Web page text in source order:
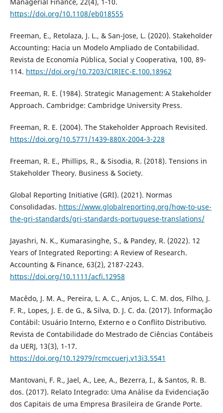
https://doi.org/10.1108/eb018555
Freeman, E., Retolaza, J. L., & San-Jose, L. (2020). Stakeholder
Accounting: Hacia un Modelo Ampliado de Contabilidad.
Revista de Economía Pública, Social y Cooperativa, 100, 89-
114. https://doi.org/10.7203/CIRIEC-E.100.18962
Freeman, R. E. (1984). Strategic Management: A Stakeholder
Approach. Cambridge: Cambridge University Press.
Freeman, R. E. (2004). The Stakeholder Approach Revisited.
https://doi.org/10.5771/1439-880X-2004-3-228
Freeman, R. E., Phillips, R., & Sisodia, R. (2018). Tensions in
Stakeholder Theory. Business & Society.
Global Reporting Initiative (GRI). (2021). Normas
Consolidadas. https://www.globalreporting.org/how-to-use-
the-gri-standards/gri-standards-portuguese-translations/
Jayashri, N. K., Kumarasinghe, S., & Pandey, R. (2022). 12
Years of Integrated Reporting: A Review of Research.
Accounting & Finance, 63(2), 2187-2243.
https://doi.org/10.1111/acfi.12958
Macêdo, J. M. A., Pereira, L. A. C., Anjos, L. C. M. dos, Filho, J.
F. R., Lopes, J. E. de G., & Silva, D. J. C. da. (2017). Informação
Contábil: Usuário Interno, Externo e o Conflito Distributivo.
Revista de Contabilidade do Mestrado de Ciências Contábeis
da UERJ, 13(3), 1-17.
https://doi.org/10.12979/rcmccuerj.v13i3.5541
Mantovani, F. R., Jael, A., Lee, A., Bezerra, I., & Santos, R. B.
dos. (2017). Relato Integrado: Uma Análise da Evidenciação
dos Capitais de uma Empresa Brasileira de Grande Porte.